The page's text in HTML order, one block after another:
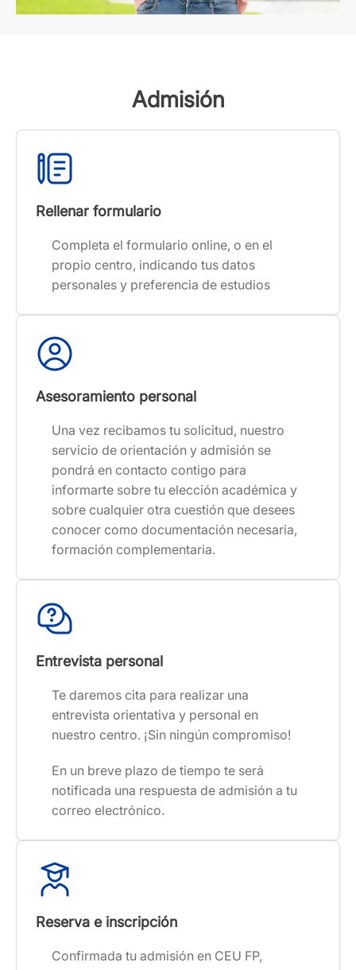
Admisión
Rellenar formulario
Completa el formulario online, o en el
propio centro, indicando tus datos
personales y preferencia de estudios
Asesoramiento personal
Una vez recibamos tu solicitud, nuestro
servicio de orientación y admisión se
pondrá en contacto contigo para
informarte sobre tu elección académica y
sobre cualquier otra cuestión que desees
conocer como documentación necesaria,
formación complementaria.
Entrevista personal
Te daremos cita para realizar una
entrevista orientativa y personal en
nuestro centro. ¡Sin ningún compromiso!
En un breve plazo de tiempo te será
notificada una respuesta de admisión a tu
correo electrónico.
Reserva e inscripción
Confirmada tu admisión en CEU FP,